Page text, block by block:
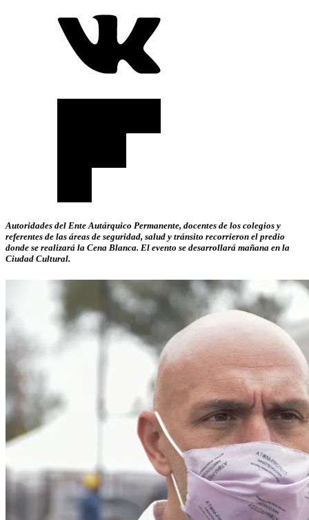
Autoridades del Ente Autárquico Permanente, docentes de los colegios y
referentes de las áreas de seguridad, salud y tránsito recorrieron el predio
donde se realizará la Cena Blanca. El evento se desarrollará mañana en la
Ciudad Cultural.